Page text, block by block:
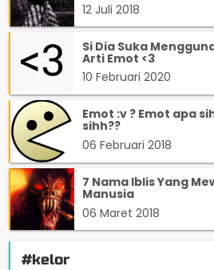
12 Juli 2018
Si Dia Suka
Arti Emot <3
10 Februari 2020
Emot :v ? Emot apa
sihh??
06 Februari 2018
7 Nama Iblis Yang
Manusia
06 Maret 2018
#kelor